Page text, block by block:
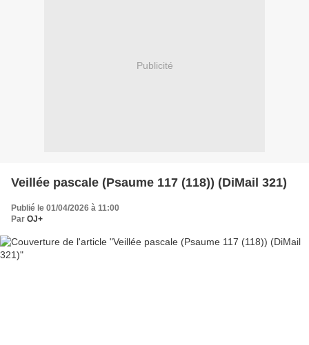
Publicité
Veillée pascale (Psaume 117 (118)) (DiMail 321)
Publié le 01/04/2026 à 11:00
Par OJ+